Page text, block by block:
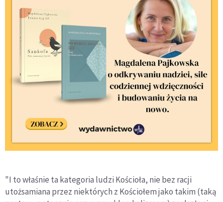
"I to właśnie ta kategoria ludzi Kościoła, nie bez racji
utożsamiana przez niektórych z Kościołem jako takim (taką